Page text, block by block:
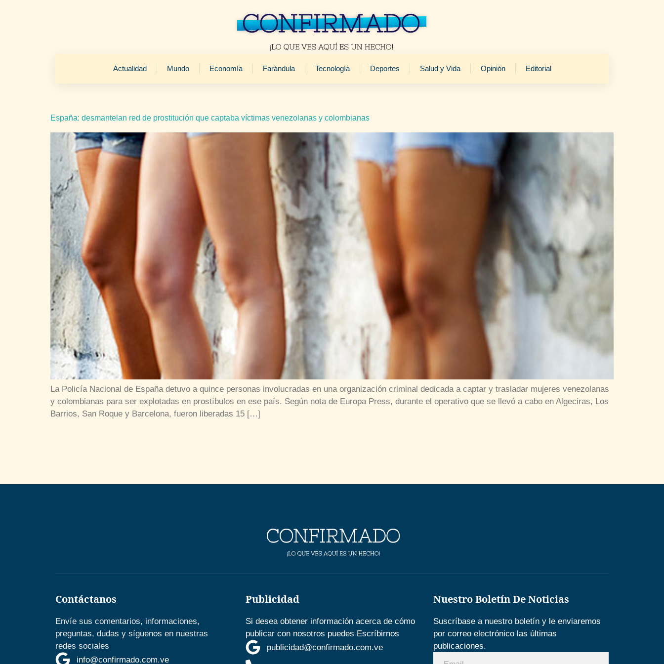
Actualidad Mundo Economía Farándula Tecnología Deportes Salud y Vida Opinión Editorial
España: desmantelan red de prostitución que captaba víctimas venezolanas y colombianas
La Policía Nacional de España detuvo a quince personas involucradas en una organización criminal dedicada a captar y trasladar mujeres venezolanas
y colombianas para ser explotadas en prostíbulos en ese país. Según nota de Europa Press, durante el operativo que se llevó a cabo en Algeciras, Los
Barrios, San Roque y Barcelona, fueron liberadas 15 […]
Contáctanos
Envíe sus comentarios, informaciones,
preguntas, dudas y síguenos en nuestras
redes sociales
info@confirmado.com.ve
Publicidad
Si desea obtener información acerca de cómo
publicar con nosotros puedes Escríbirnos
publicidad@confirmado.com.ve
Nuestro Boletín De Noticias
Suscríbase a nuestro boletín y le enviaremos
por correo electrónico las últimas
publicaciones.